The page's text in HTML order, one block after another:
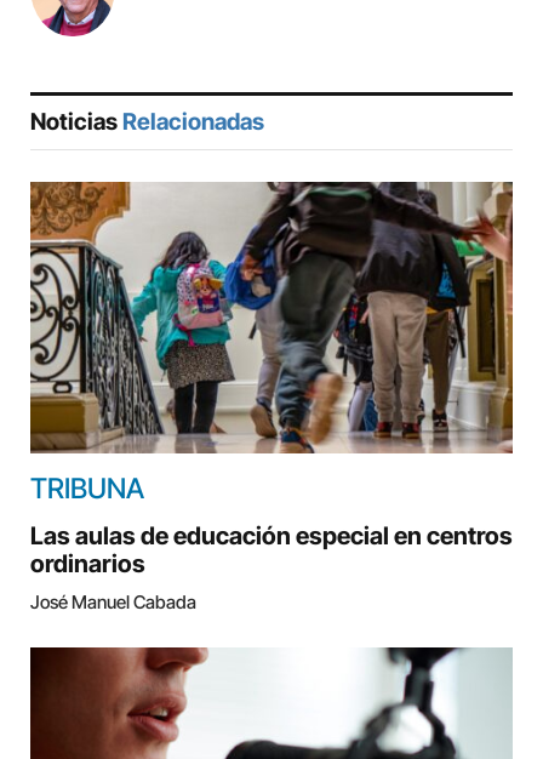
Noticias Relacionadas
TRIBUNA
Las aulas de educación especial en centros
ordinarios
José Manuel Cabada